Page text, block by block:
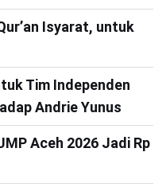
Isyarat, untuk
Tim Independen
Andrie Yunus
Aceh 2026 Jadi Rp